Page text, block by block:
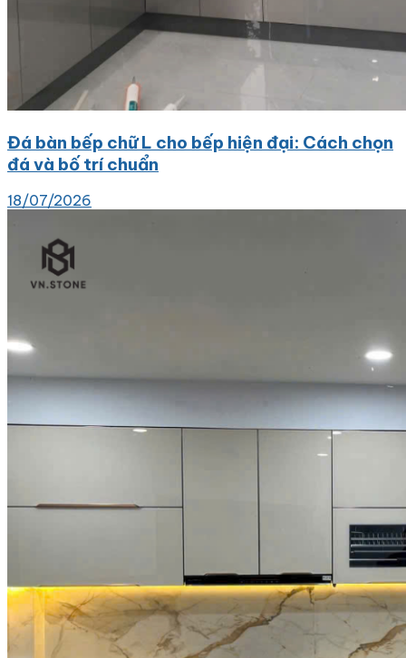
Đá bàn bếp chữ L cho bếp hiện đại: Cách chọn
đá và bố trí chuẩn
18/07/2026